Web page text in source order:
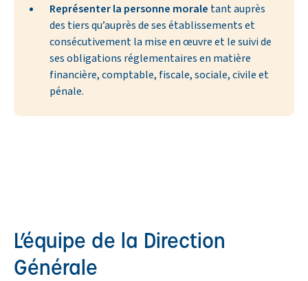
Représenter la personne morale tant auprès
des tiers qu’auprès de ses établissements et
consécutivement la mise en œuvre et le suivi de
ses obligations réglementaires en matière
financière, comptable, fiscale, sociale, civile et
pénale.
L’équipe de la Direction
Générale